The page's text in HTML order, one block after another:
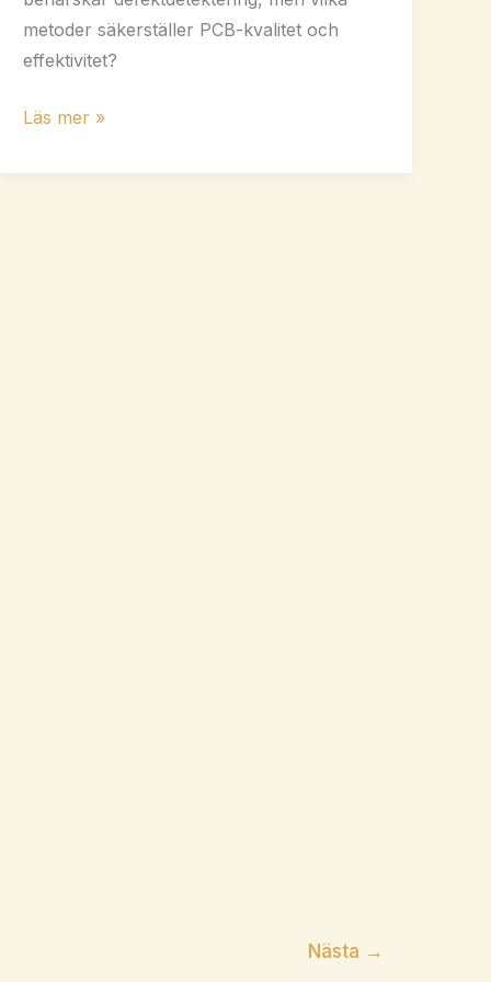
metoder säkerställer PCB-kvalitet och
effektivitet?
3
defektdetektionsmetoder
Läs mer »
Nästa →